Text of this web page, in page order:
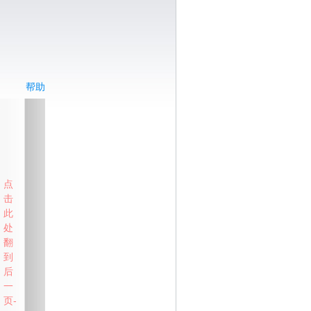
帮助
点
击
此
处
翻
到
后
一
页-